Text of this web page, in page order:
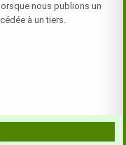
nous publions un
à un tiers.